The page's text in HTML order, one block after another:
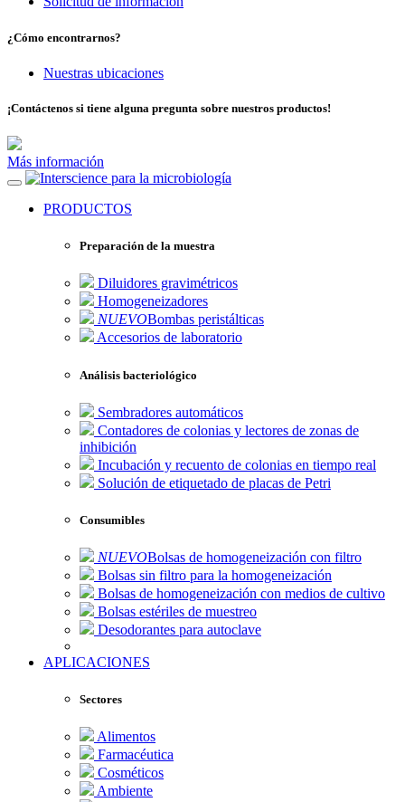
¿Cómo encontrarnos?
Nuestras ubicaciones
¡Contáctenos si tiene alguna pregunta sobre nuestros productos!
Más información
para la microbiología
PRODUCTOS
Preparación de la muestra
Diluidores gravimétricos
Homogeneizadores
NUEVOBombas peristálticas
Accesorios de laboratorio
Análisis bacteriológico
Sembradores automáticos
Contadores de colonias y lectores de zonas de
inhibición
Incubación y recuento de colonias en tiempo real
Solución de etiquetado de placas de Petri
Consumibles
NUEVOBolsas de homogeneización con filtro
Bolsas sin filtro para la homogeneización
Bolsas de homogeneización con medios de cultivo
Bolsas estériles de muestreo
Desodorantes para autoclave
APLICACIONES
Sectores
Alimentos
Farmacéutica
Cosméticos
Ambiente